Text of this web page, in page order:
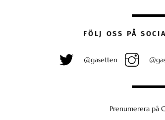
FÖLJ OSS PÅ
@gasetten
Prenumerera på